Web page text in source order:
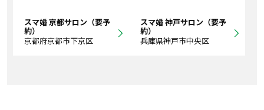
スマ婚 京都サロン（要予
約）
京都府京都市下京区
スマ婚 神戸サロン（要予
約）
兵庫県神戸市中央区